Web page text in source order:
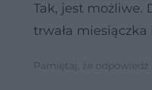
Tak, jest możliwe.
trwała
Pamiętaj, że